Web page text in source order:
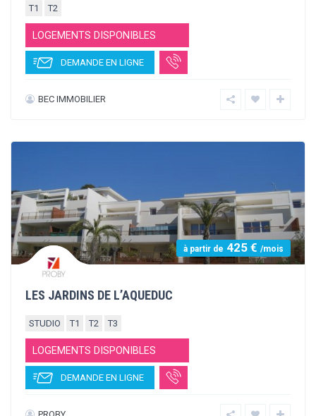
DEMANDE EN LIGNE
PROBY
à partir de425 €/mois
RESIDENCE PARC PROBY
STUDIO T1
DEMANDE EN LIGNE
PROBY